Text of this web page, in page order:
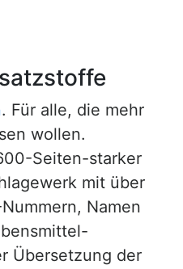
. Für alle, die mehr
wollen.
Seiten-starker
mit über
Namen
Übersetzung der